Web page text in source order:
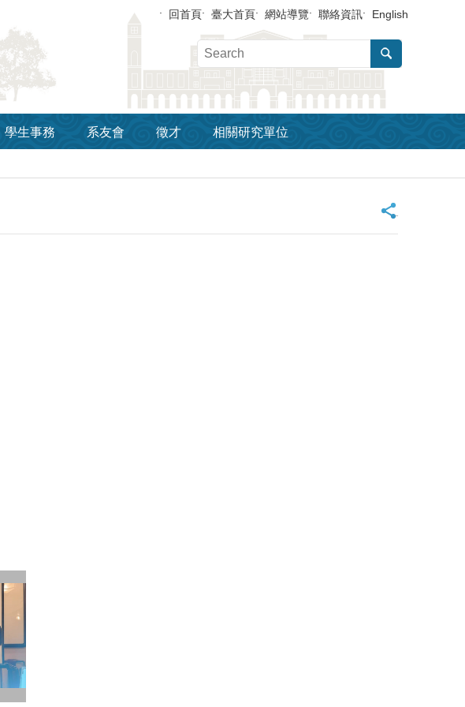
回首頁 臺大首頁 網站導覽 聯絡資訊 English
學生事務 系友會 徵才 相關研究單位
_